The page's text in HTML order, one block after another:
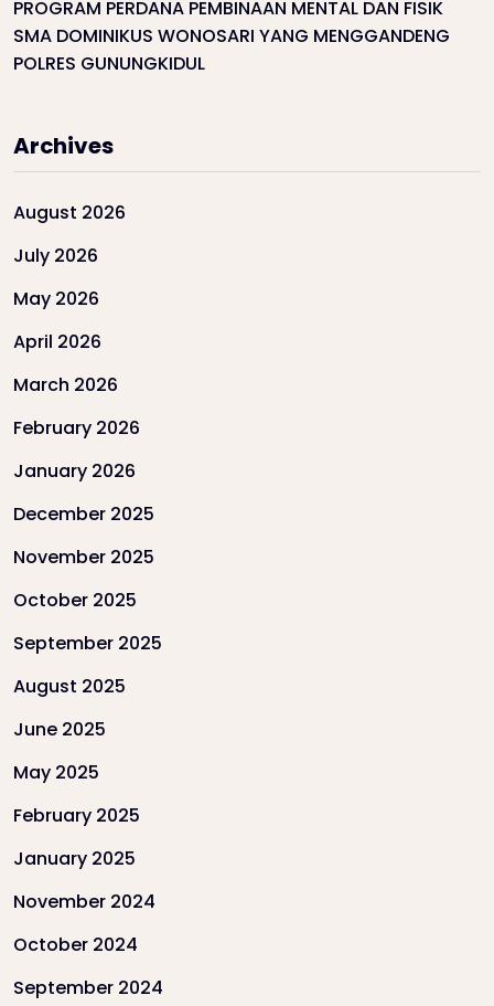
PROGRAM PERDANA PEMBINAAN MENTAL DAN FISIK
SMA DOMINIKUS WONOSARI YANG MENGGANDENG
POLRES GUNUNGKIDUL
Archives
August 2026
July 2026
May 2026
April 2026
March 2026
February 2026
January 2026
December 2025
November 2025
October 2025
September 2025
August 2025
June 2025
May 2025
February 2025
January 2025
November 2024
October 2024
September 2024